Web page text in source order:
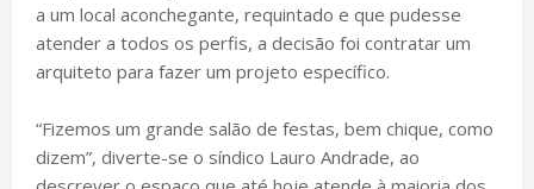
a um local aconchegante, requintado e que pudesse
atender a todos os perfis, a decisão foi contratar um
arquiteto para fazer um projeto específico.
“Fizemos um grande salão de festas, bem chique, como
dizem”, diverte-se o síndico Lauro Andrade, ao